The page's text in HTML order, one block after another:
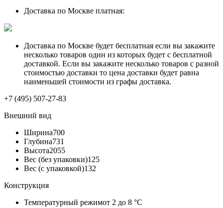
Доставка по Москве платная:
Доставка по Москве будет бесплатная если вы закажите
несколько товаров один из которых будет с бесплатной
доставкой. Если вы закажите несколько товаров с разной
стоимостью доставки то цена доставки будет равна
наименьшей стоимости из графы доставка.
+7 (495) 507-27-83
Внешний вид
Ширина700
Глубина731
Высота2055
Вес (без упаковки)125
Вес (с упаковкой)132
Конструкция
Температурный режимот 2 до 8 °C